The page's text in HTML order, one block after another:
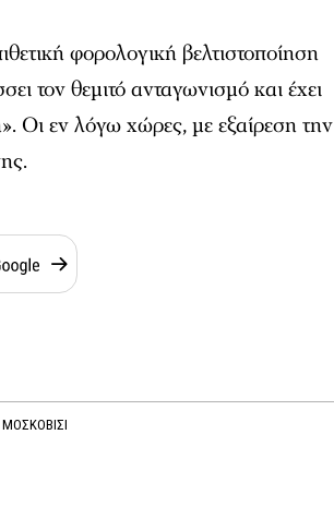
φορολογική βελτιστοποίηση
τον θεμιτό ανταγωνισμό και έχει
Οι εν λόγω χώρες, με εξαίρεση την
ΜΟΣΚΟΒΙΣΙ